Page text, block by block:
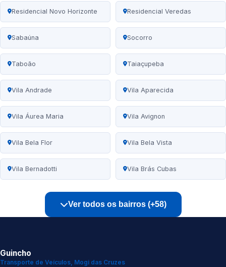
Residencial Novo Horizonte Residencial Veredas
Sabaúna Socorro
Taboão Taiaçupeba
Vila Andrade Vila Aparecida
Vila Áurea Maria Vila Avignon
Vila Bela Flor Vila Bela Vista
Vila Bernadotti Vila Brás Cubas
Ver todos os bairros (+58)
Guincho
Transporte de Veículos, Mogi das Cruzes